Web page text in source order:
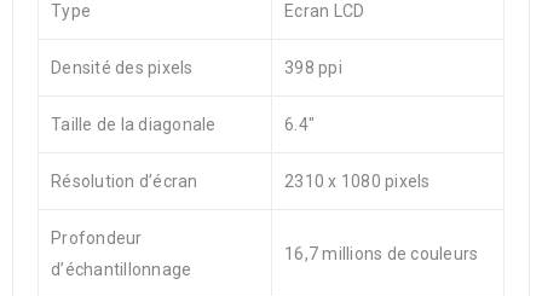
Type Ecran LCD
Densité des pixels 398 ppi
Taille de la diagonale 6.4″
Résolution d’écran 2310 x 1080 pixels
Profondeur
d’échantillonnage
16,7 millions de couleurs